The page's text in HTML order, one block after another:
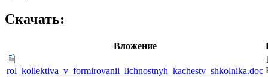
Скачать:
Вложение
rol_kollektiva_v_formirovanii_lichnostnyh_kachestv_shkolnika.doc